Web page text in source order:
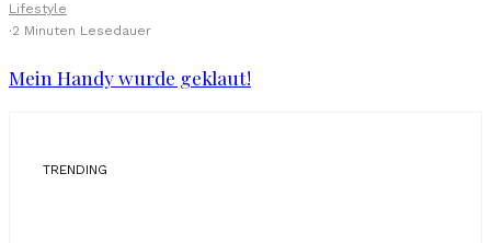
Lifestyle
·2 Minuten Lesedauer
Mein Handy wurde geklaut!
TRENDING